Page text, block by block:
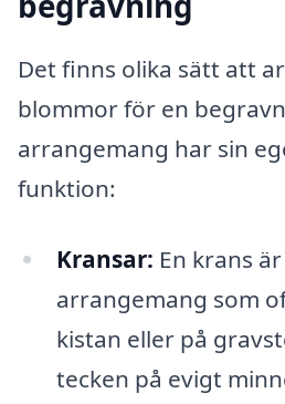
Det finns olika sätt att
blommor för en
arrangemang har sin
funktion:
Kransar: En krans
arrangemang som
kistan eller på
tecken på evigt